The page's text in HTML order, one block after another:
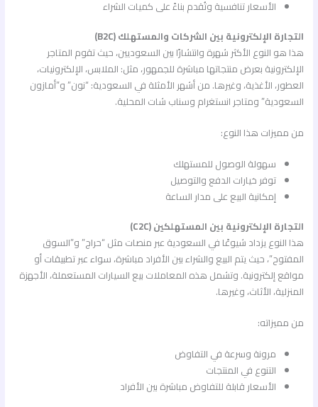
الأسعار تنافسية وتُقدم بناءً على كميات الشراء
التجارة الإلكترونية بين الشركات والمستهلك (B2C)
هذا هو النوع الأكثر شهرة وانتشارًا بين السعوديين، حيث تقوم المتاجر
الإلكترونية بعرض منتجاتها مباشرة للجمهور، مثل: الملابس، الإلكترونيات،
العطور، الأغذية، وغيرها. من أشهر الأمثلة في السعودية: “نون” و”أمازون
السعودية” ومتاجر انستغرام وسناب شات المحلية.
من مميزات هذا النوع:
سهولة الوصول للمستهلك
توفر خيارات الدفع والتوصيل
إمكانية البيع على مدار الساعة
التجارة الإلكترونية بين المستهلكين (C2C)
هذا النوع يزداد شيوعًا في السعودية عبر منصات مثل “حراج” و”السوق
المفتوح”، حيث يتم البيع والشراء بين الأفراد مباشرة، سواء عبر تطبيقات أو
مواقع إلكترونية. وتشمل هذه المعاملات بيع السيارات المستعملة، الأجهزة
المنزلية، الأثاث، وغيرها.
من مميزاته:
مرونة وسرعة في التفاوض
التنوع في المنتجات
الأسعار قابلة للتفاوض مباشرة بين الأفراد